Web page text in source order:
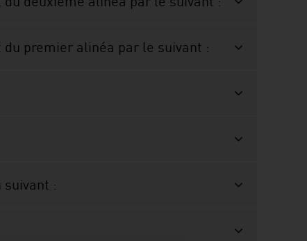
du premier alinéa par le suivant :
suivant :